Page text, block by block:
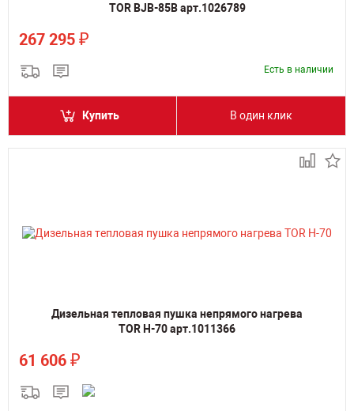
TOR BJB-85B арт.1026789
267 295 ₽
Есть в наличии
Купить В один клик
Дизельная тепловая пушка непрямого нагрева
TOR H-70 арт.1011366
61 606 ₽